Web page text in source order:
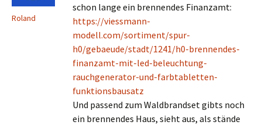
Roland
schon lange ein brennendes Finanzamt:
https://viessmann-
modell.com/sortiment/spur-
h0/gebaeude/stadt/1241/h0-brennendes-
finanzamt-mit-led-beleuchtung-
rauchgenerator-und-farbtabletten-
funktionsbausatz
Und passend zum Waldbrandset gibts noch
ein brennendes Haus, sieht aus, als stände